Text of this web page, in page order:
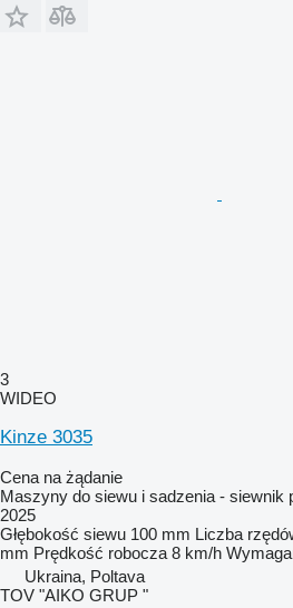
3
WIDEO
Kinze 3035
Cena na żądanie
Maszyny do siewu i sadzenia - siewnik
2025
Głębokość siewu 100 mm Liczba
mm Prędkość robocza 8 km/h
Ukraina, Poltava
TOV "AIKO GRUP "